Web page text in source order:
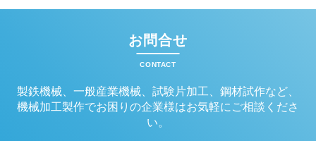
お問合せ
CONTACT
製鉄機械、一般産業機械、試験片加工、鋼材試作など、
機械加工製作でお困りの企業様はお気軽にご相談くださ
い。